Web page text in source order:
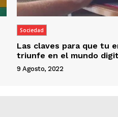
Sociedad
Las claves para que tu
triunfe en el mundo
9 Agosto, 2022